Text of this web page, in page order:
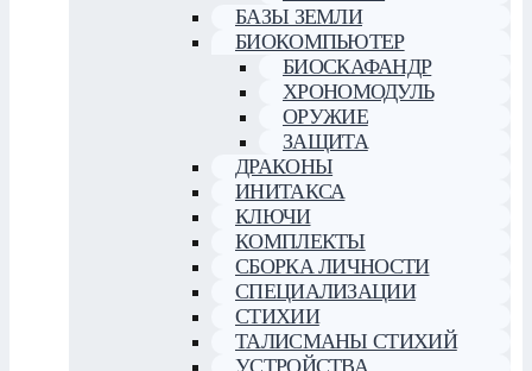
БАЗЫ ЗЕМЛИ
БИОКОМПЬЮТЕР
БИОСКАФАНДР
ХРОНОМОДУЛЬ
ОРУЖИЕ
ЗАЩИТА
ДРАКОНЫ
ИНИТАКСА
КЛЮЧИ
КОМПЛЕКТЫ
СБОРКА ЛИЧНОСТИ
СПЕЦИАЛИЗАЦИИ
СТИХИИ
ТАЛИСМАНЫ СТИХИЙ
УСТРОЙСТВА